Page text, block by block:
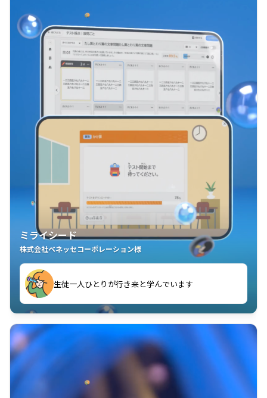
ミライシード
株式会社ベネッセコーポレーション様
児童生徒たちが自ら「学び合う」全員参加の授業が実
現しました
教室中の児童生徒が「問題が解けてうれしい」「解く
ことが楽しい」を実感しています